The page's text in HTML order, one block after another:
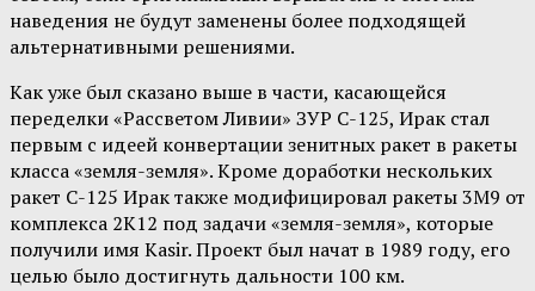
наведения не будут заменены более подходящей
альтернативными решениями.
Как уже был сказано выше в части, касающейся
переделки «Рассветом Ливии» ЗУР С-125, Ирак стал
первым с идеей конвертации зенитных ракет в ракеты
класса «земля-земля». Кроме доработки нескольких
ракет С-125 Ирак также модифицировал ракеты 3M9 от
комплекса 2K12 под задачи «земля-земля», которые
получили имя Kasir. Проект был начат в 1989 году, его
целью было достигнуть дальности 100 км.